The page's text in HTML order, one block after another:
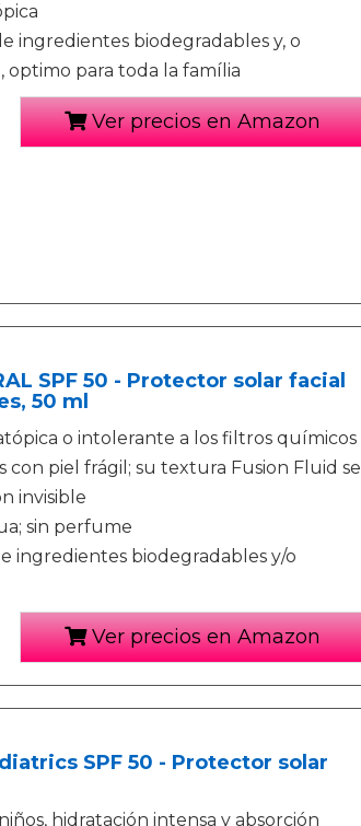
ingredientes biodegradables y, o
optimo para toda la família
Ver precios en Amazon
SPF 50 - Protector solar facial
50 ml
o intolerante a los filtros químicos
con piel frágil; su textura Fusion Fluid se
invisible
sin perfume
ingredientes biodegradables y/o
Ver precios en Amazon
SPF 50 - Protector solar
hidratación intensa y absorción